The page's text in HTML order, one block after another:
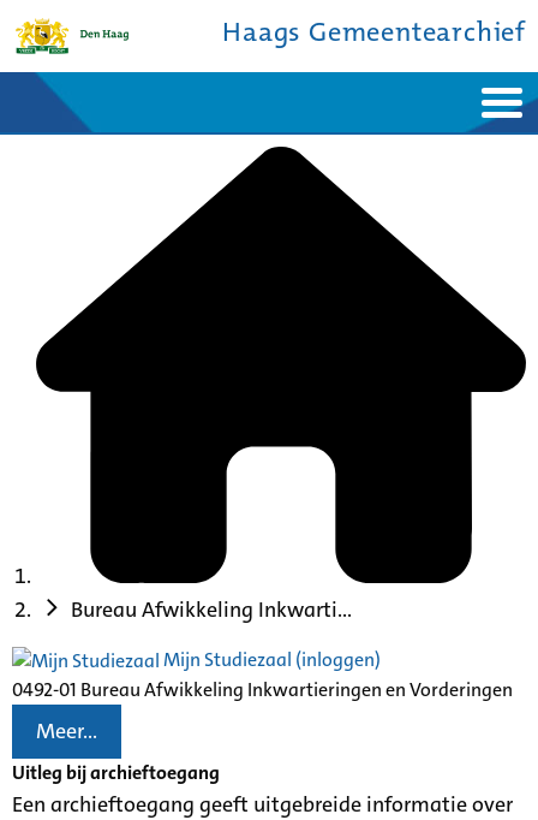
Haags Gemeentearchief
Bronnen en collecties
Bureau Afwikkeling Inkwarti...
Mijn Studiezaal (inloggen)
0492-01 Bureau Afwikkeling Inkwartieringen en Vorderingen
Meer...
Uitleg bij archieftoegang
Een archieftoegang geeft uitgebreide informatie over